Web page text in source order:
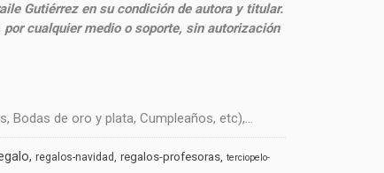
Gutiérrez en su condición de autora y titular.
cualquier medio o soporte, sin autorización
Bodas de oro y plata, Cumpleaños, etc),...
regalos-navidad regalos-profesoras terciopelo-